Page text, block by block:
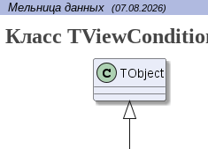
Мельница данных (07.08.2026)
Класс